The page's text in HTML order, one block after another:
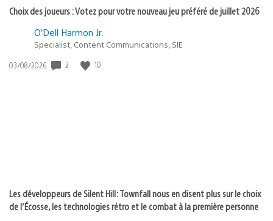
Choix des joueurs : Votez pour votre nouveau jeu préféré de juillet 2026
O’Dell Harmon Jr.
Specialist, Content Communications, SIE
Date
03/08/2026 2 10
Les développeurs de Silent Hill: Townfall nous en disent plus sur le choix
de l’Écosse, les technologies rétro et le combat à la première personne